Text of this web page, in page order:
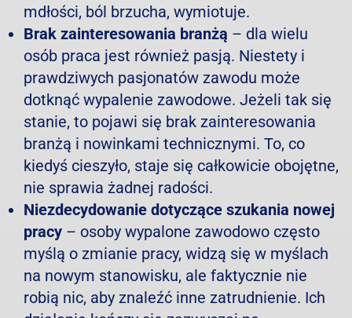
mdłości, ból brzucha, wymiotuje.
Brak zainteresowania branżą – dla wielu
osób praca jest również pasją. Niestety i
prawdziwych pasjonatów zawodu może
dotknąć wypalenie zawodowe. Jeżeli tak się
stanie, to pojawi się brak zainteresowania
branżą i nowinkami technicznymi. To, co
kiedyś cieszyło, staje się całkowicie obojętne,
nie sprawia żadnej radości.
Niezdecydowanie dotyczące szukania nowej
pracy – osoby wypalone zawodowo często
myślą o zmianie pracy, widzą się w myślach
na nowym stanowisku, ale faktycznie nie
robią nic, aby znaleźć inne zatrudnienie. Ich